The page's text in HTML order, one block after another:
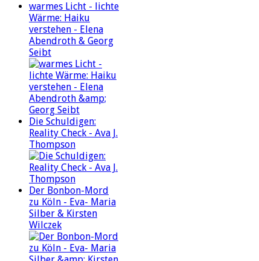
warmes Licht - lichte
Wärme: Haiku
verstehen - Elena
Abendroth & Georg
Seibt
Die Schuldigen:
Reality Check - Ava J.
Thompson
Der Bonbon-Mord
zu Köln - Eva- Maria
Silber & Kirsten
Wilczek